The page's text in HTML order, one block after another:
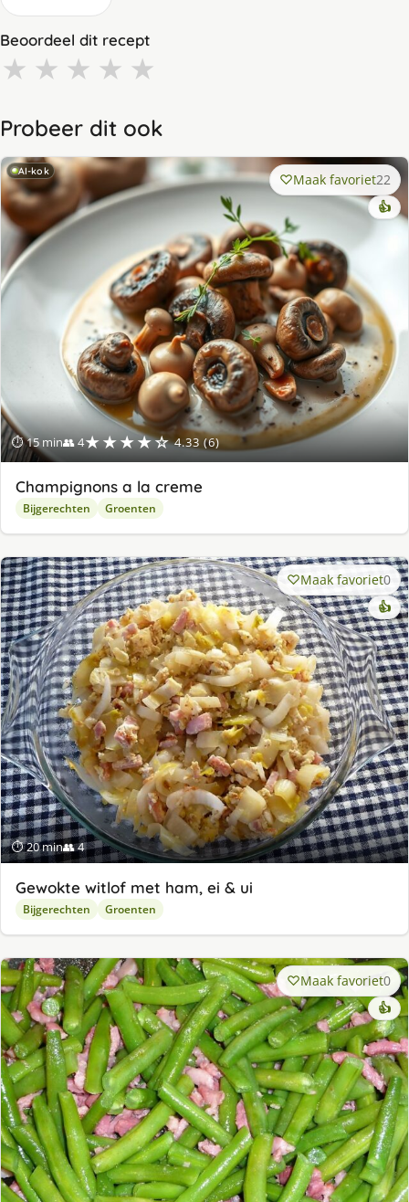
Beoordeel dit recept
★ ★ ★ ★ ★
Probeer dit ook
AI-kok
⏱ 15 min👥 4★★★★☆ 4.33 (6)
Maak favoriet22
👍
Champignons a la creme
Bijgerechten Groenten
⏱ 20 min👥 4
Maak favoriet0
👍
Gewokte witlof met ham, ei & ui
Bijgerechten Groenten
Maak favoriet0
👍